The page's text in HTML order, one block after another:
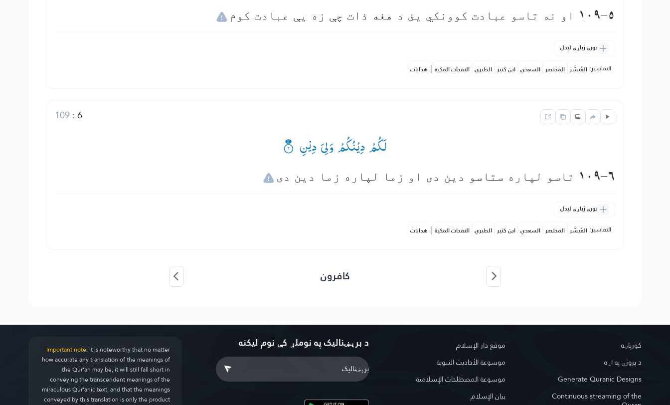
109-5 او نه تاسو عبادت كوونكي یئ د هغه ذات چې زه يې عبادت كوم
نورې ژباړې لیدل
التفاسير: المُيسَّر المختصر السعدي ابن كثير الطبري النفحات المكية | هدايات
6
:
109
لَكُمْ دِیْنُكُمْ وَلِیَ دِیْنِ ۟۠
109-6 تاسو لپاره ستاسو دین دى او زما لپاره زما دین دى
نورې ژباړې لیدل
التفاسير: المُيسَّر المختصر السعدي ابن كثير الطبري النفحات المكية | هدايات
کافرون
کور‌پاڼه
د پروژې په اړه
Generate Quranic Designs
Continuous streaming of the
موقع دار الإسلام
موسوعة الأحاديث النبوية
موسوعة المصطلحات الإسلامية
بيان الإسلام
د برېښنالیک په نوملړ کې نوم لیکنه Important note:It is noteworthy that no matter
how accurate any translation of the meanings of
the Qur’an may be, it will still fall short in
conveying the transcendent meanings of the
miraculous Qur’anic text, and that the meanings
conveyed by this translation is only the product